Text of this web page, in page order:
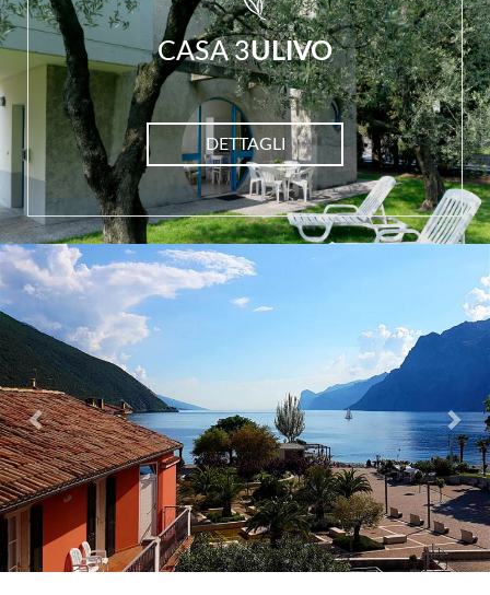
CASA 3ULIVO
DETTAGLI
Previous